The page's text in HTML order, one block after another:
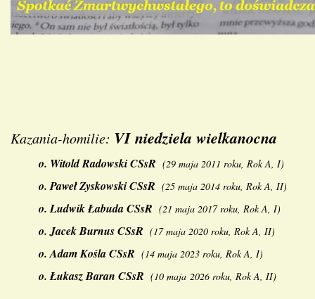
Kazania-homilie: VI niedziela wielkanocna
o. Witold RadowskiCSsR (29 maja 2011 roku, Rok A, I)
o.Paweł Zyskowski CSsR (25 maja 2014 roku, Rok A, II)
o.Ludwik ŁabudaCSsR (21 maja 2017 roku, Rok A, I)
o.Jacek Burnus CSsR (17 maja 2020 roku, Rok A, II)
o.Adam Kośla CSsR (14 maja 2023 roku, Rok A, I)
o.Łukasz Baran CSsR (10 maja 2026 roku, Rok A, II)